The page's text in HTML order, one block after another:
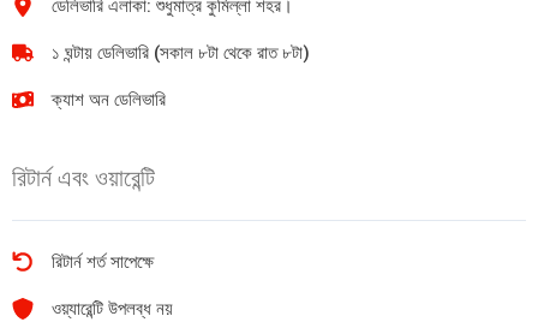
ডেলিভারি এলাকা: শুধুমাত্র কুমিল্লা শহর।
১ ঘন্টায় ডেলিভারি (সকাল ৮টা থেকে রাত ৮টা)
ক্যাশ অন ডেলিভারি
রিটার্ন এবং ওয়ারেন্টি
রিটার্ন শর্ত সাপেক্ষে
ওয়্যারেন্টি উপলব্ধ নয়